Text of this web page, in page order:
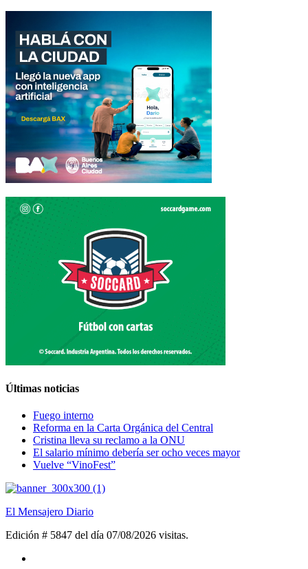
Últimas noticias
Fuego interno
Reforma en la Carta Orgánica del Central
Cristina lleva su reclamo a la ONU
El salario mínimo debería ser ocho veces mayor
Vuelve “VinoFest”
El Mensajero Diario
Edición # 5847 del día 07/08/2026 visitas.